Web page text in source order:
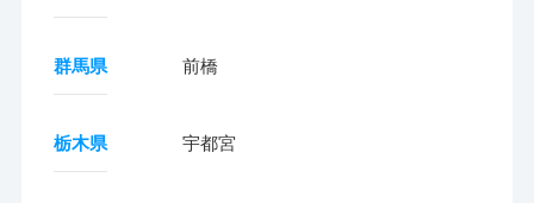
群馬県 前橋
栃木県 宇都宮